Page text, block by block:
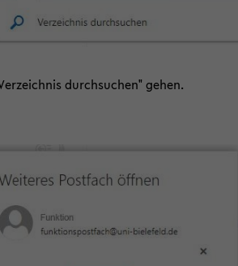
durch­su­chen" gehen.